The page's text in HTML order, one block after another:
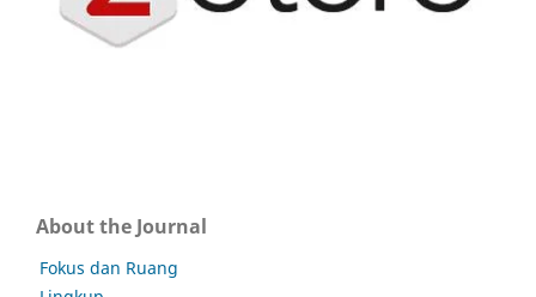
About the Journal
Fokus dan Ruang